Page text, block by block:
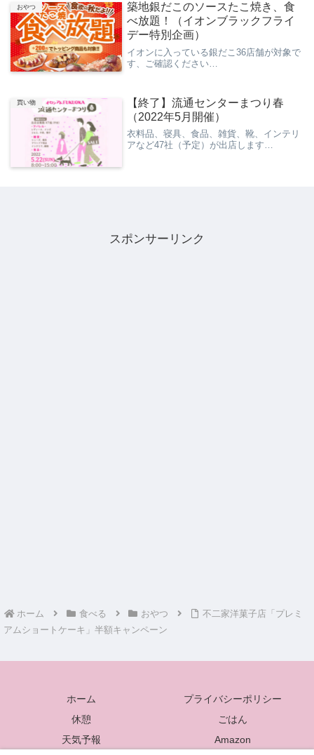
おやつ
築地銀だこのソースたこ焼き、食
べ放題！（イオンブラックフライ
デー特別企画）
イオンに入っている銀だこ36店舗が対象で
す、ご確認ください…
買い物
【終了】流通センターまつり春
（2022年5月開催）
衣料品、寝具、食品、雑貨、靴、インテリ
アなど47社（予定）が出店します…
スポンサーリンク
ホーム 食べる おやつ
不二家洋菓子店「プレミ
アムショートケーキ」半額キャンペーン
ホーム
プライバシーポリシー
休憩
ごはん
天気予報
Amazon